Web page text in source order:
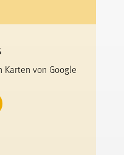
Karten von Google